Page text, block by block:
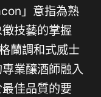
」意指為熟
技藝的掌握
蘭調和式威士
業釀酒師融入
佳品質的要